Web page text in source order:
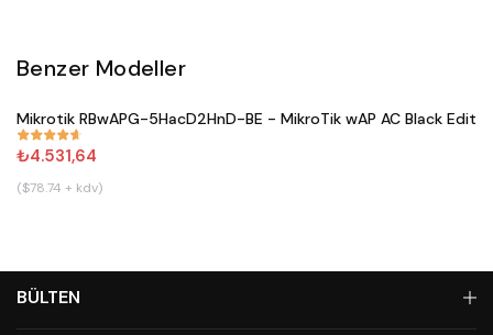
Benzer Modeller
#671
Mikrotik RBwAPG-5HacD2HnD-BE - MikroTik wAP AC Black
₺4.531,64
($78.74 + kdv)
BÜLTEN